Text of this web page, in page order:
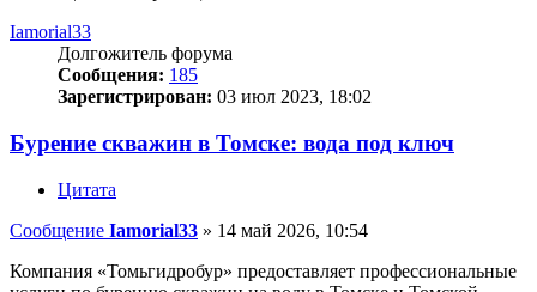
Iamorial33
Долгожитель форума
Сообщения: 185
Зарегистрирован: 03 июл 2023, 18:02
Бурение скважин в Томске: вода под ключ
Цитата
Сообщение Iamorial33 » 14 май 2026, 10:54
Компания «Томьгидробур» предоставляет профессиональные